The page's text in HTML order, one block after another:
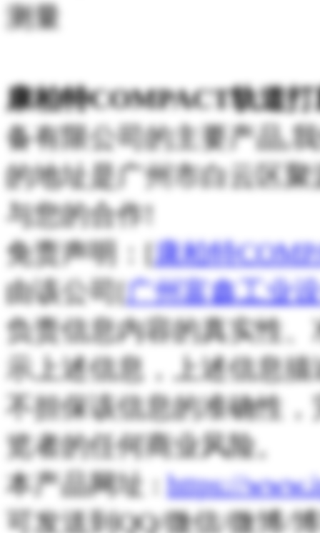
测量
康柏特COMPACT轨道
备有限公司的主要产品,
的地址是广州市白云区
与您的合作!
免责声明：[康柏特
由该公司[广州富鑫工业
负责信息内容的真实性
示上述信息，上述信息
不担保该信息的准确性
览者的任何商业风险。
本产品网址 :https://
可发送到QQ/微信/微博/